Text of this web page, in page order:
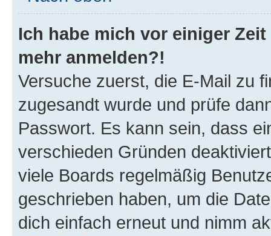
Ich habe mich vor einiger
mehr anmelden?!
Versuche zuerst, die E-Mail zu
zugesandt wurde und prüfe
Passwort. Es kann sein, dass
verschieden Gründen
viele Boards regelmäßig
geschrieben haben, um die
dich einfach erneut und nimm